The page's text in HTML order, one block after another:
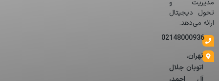
مدیریت و
تحول دیجیتال
ارائه می‌دهد.
02148000936
تهران،
اتوبان جلال